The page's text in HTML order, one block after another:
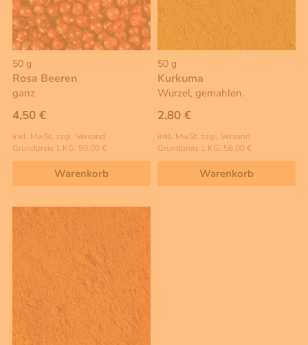
50 g
Rosa Beeren
ganz
4,50 €
inkl. MwSt, zzgl. Versand
Grundpreis 1 KG: 90,00 €
Warenkorb
50 g
Kurkuma
Wurzel, gemahlen.
2,80 €
inkl. MwSt, zzgl. Versand
Grundpreis 1 KG: 56,00 €
Warenkorb